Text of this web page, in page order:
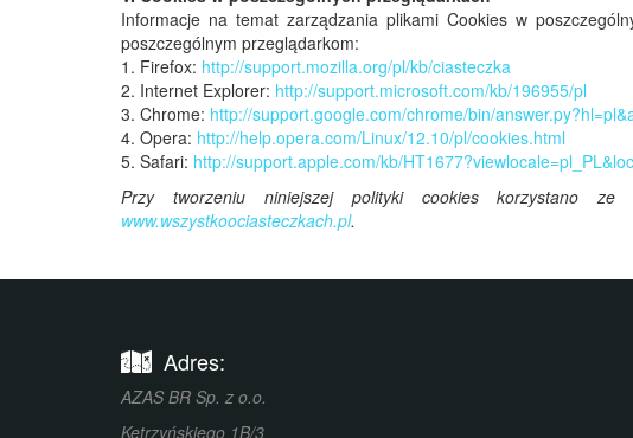
Informacje na temat zarządzania plikami Cookies w
poszczególnym przeglądarkom:
1. Firefox: http://support.mozilla.org/pl/kb/ciasteczka
2. Internet Explorer: http://support.microsoft.com/kb/196955/pl
3. Chrome: http://support.google.com/chrome/bin/
4. Opera: http://help.opera.com/Linux/12.10/pl/cookies.html
5. Safari: http://support.apple.com/kb/
Przy tworzeniu niniejszej polityki cookies korzystano
www.wszystkoociasteczkach.pl.
Adres:
AZAS BR Sp. z o.o.
Kętrzyńskiego 1B/3